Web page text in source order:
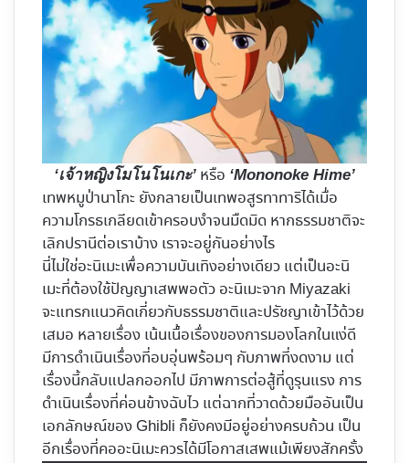
‘เจ้าหญิงโมโนโนเกะ’ หรือ ‘Mononoke Hime’
เทพหมูป่านาโกะ ยังกลายเป็นเทพอสูรทาทาริได้เมื่อ
ความโกรธเกลียดเข้าครอบงำจนมืดมิด หากธรรมชาติจะ
เลิกปรานีต่อเราบ้าง เราจะอยู่กันอย่างไร
นี่ไม่ใช่อะนิเมะเพื่อความบันเทิงอย่างเดียว แต่เป็นอะนิ
เมะที่ต้องใช้ปัญญาเสพพอตัว อะนิเมะจาก Miyazaki
จะแทรกแนวคิดเกี่ยวกับธรรมชาติและปรัชญาเข้าไว้ด้วย
เสมอ หลายเรื่อง เน้นเนื้อเรื่องของการมองโลกในแง่ดี
มีการดำเนินเรื่องที่อบอุ่นพร้อมๆ กับภาพที่งดงาม แต่
เรื่องนี้กลับแปลกออกไป มีภาพการต่อสู้ที่ดูรุนแรง การ
ดำเนินเรื่องที่ค่อนข้างฉับไว แต่ฉากที่วาดด้วยมืออันเป็น
เอกลักษณ์ของ Ghibli ก็ยังคงมีอยู่อย่างครบถ้วน เป็น
อีกเรื่องที่คออะนิเมะควรได้มีโอกาสเสพแม้เพียงสักครั้ง